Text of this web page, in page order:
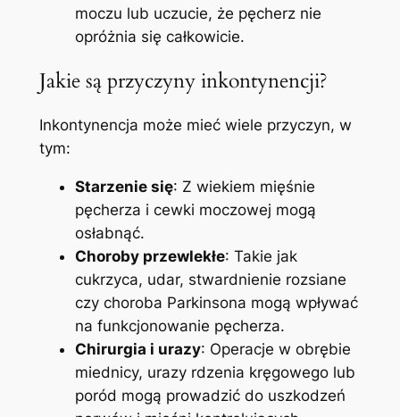
moczu lub uczucie, że pęcherz nie
opróżnia się całkowicie.
Jakie są przyczyny inkontynencji?
Inkontynencja może mieć wiele przyczyn, w
tym:
Starzenie się: Z wiekiem mięśnie
pęcherza i cewki moczowej mogą
osłabnąć.
Choroby przewlekłe: Takie jak
cukrzyca, udar, stwardnienie rozsiane
czy choroba Parkinsona mogą wpływać
na funkcjonowanie pęcherza.
Chirurgia i urazy: Operacje w obrębie
miednicy, urazy rdzenia kręgowego lub
poród mogą prowadzić do uszkodzeń